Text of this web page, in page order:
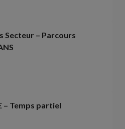
Secteur – Parcours
– Temps partiel